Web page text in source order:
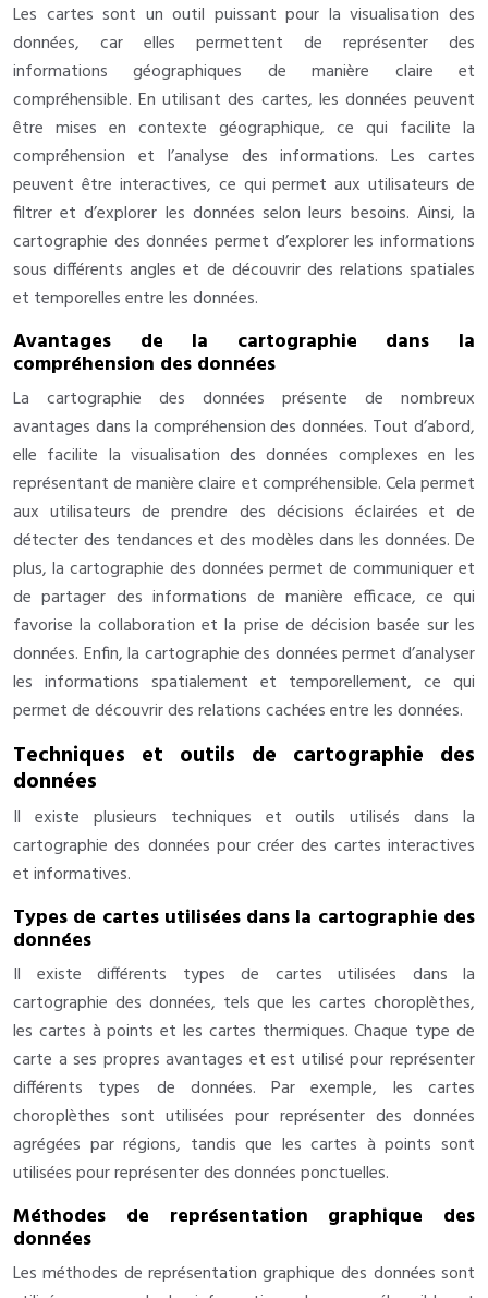
Les cartes sont un outil puissant pour la visualisation des
données, car elles permettent de représenter des
informations géographiques de manière claire et
compréhensible. En utilisant des cartes, les données peuvent
être mises en contexte géographique, ce qui facilite la
compréhension et l’analyse des informations. Les cartes
peuvent être interactives, ce qui permet aux utilisateurs de
filtrer et d’explorer les données selon leurs besoins. Ainsi, la
cartographie des données permet d’explorer les informations
sous différents angles et de découvrir des relations spatiales
et temporelles entre les données.
Avantages de la cartographie dans la
compréhension des données
La cartographie des données présente de nombreux
avantages dans la compréhension des données. Tout d’abord,
elle facilite la visualisation des données complexes en les
représentant de manière claire et compréhensible. Cela permet
aux utilisateurs de prendre des décisions éclairées et de
détecter des tendances et des modèles dans les données. De
plus, la cartographie des données permet de communiquer et
de partager des informations de manière efficace, ce qui
favorise la collaboration et la prise de décision basée sur les
données. Enfin, la cartographie des données permet d’analyser
les informations spatialement et temporellement, ce qui
permet de découvrir des relations cachées entre les données.
Techniques et outils de cartographie des
données
Il existe plusieurs techniques et outils utilisés dans la
cartographie des données pour créer des cartes interactives
et informatives.
Types de cartes utilisées dans la cartographie des
données
Il existe différents types de cartes utilisées dans la
cartographie des données, tels que les cartes choroplèthes,
les cartes à points et les cartes thermiques. Chaque type de
carte a ses propres avantages et est utilisé pour représenter
différents types de données. Par exemple, les cartes
choroplèthes sont utilisées pour représenter des données
agrégées par régions, tandis que les cartes à points sont
utilisées pour représenter des données ponctuelles.
Méthodes de représentation graphique des
données
Les méthodes de représentation graphique des données sont